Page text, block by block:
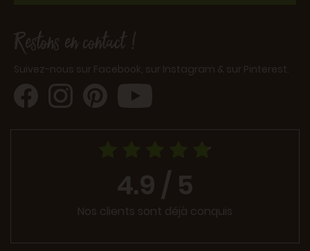
Restons en contact !
Suivez-nous sur Facebook, sur Instagram & sur Pinterest.
4.9 / 5
Nos clients sont déjà conquis